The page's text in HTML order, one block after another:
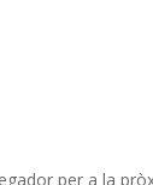
per a la